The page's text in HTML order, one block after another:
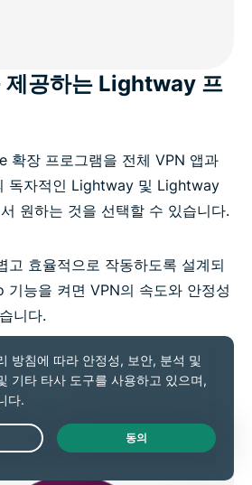
제공하는 Lightway 프
확장 프로그램을 전체 VPN 앱과
독자적인 Lightway 및 Lightway
원하는 것을 선택할 수 있습니다.
고 효율적으로 작동하도록 설계되
기능을 켜면 VPN의 속도와 안정성
니다.
Live Chat